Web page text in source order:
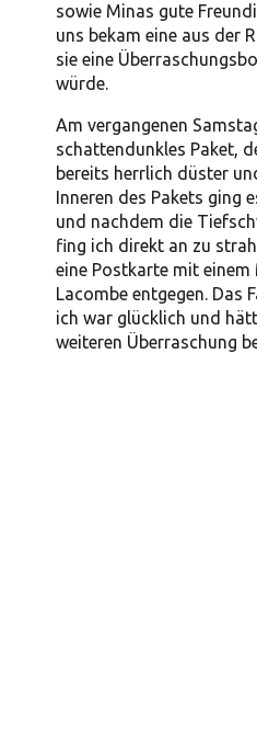
sowie Minas gute
uns bekam eine aus der
sie eine
würde.
Am vergangenen
schattendunkles Paket,
bereits herrlich düster
Inneren des Pakets ging
und nachdem die
fing ich direkt an zu
eine Postkarte mit
Lacombe entgegen. Das
ich war glücklich und
weiteren Überraschung